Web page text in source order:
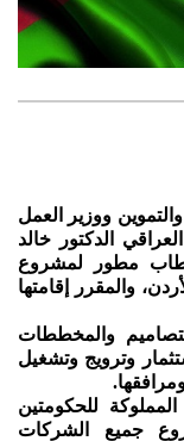
ووزير العمل
الدكتور خالد
مطور لمشروع
والمقرر إقامتها
والمخططات
وترويج وتشغيل
للحكومتين
جميع الشركات